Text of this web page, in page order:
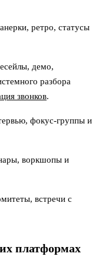
ретро, статусы
демо,
разбора
звонков.
фокус-группы и
воркшопы и
встречи с
платформах